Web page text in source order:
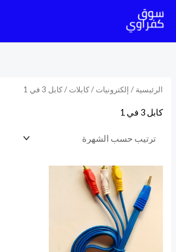
إلى
الرئيسية / إلكترونيات /كابلات / كابل 3 في 1
كابل 3 في 1